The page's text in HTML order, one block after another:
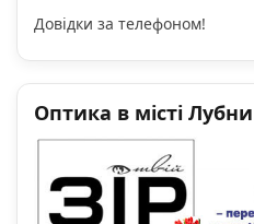
Довідки за телефоном!
Оптика в місті Лубни